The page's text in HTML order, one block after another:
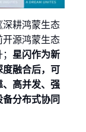
耕鸿蒙生态
源鸿蒙生态
星闪作为新
融合后，可
高并发、强
分布式协同